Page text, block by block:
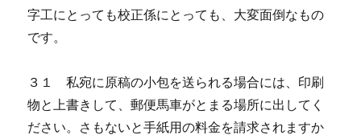
字工にとっても校正係にとっても、大変面倒なもの
です。
３１ 私宛に原稿の小包を送られる場合には、印刷
物と上書きして、郵便馬車がとまる場所に出してく
ださい。さもないと手紙用の料金を請求されますか